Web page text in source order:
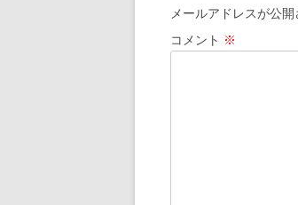
ゲ
ー
メールアドレスが公
コメント ※